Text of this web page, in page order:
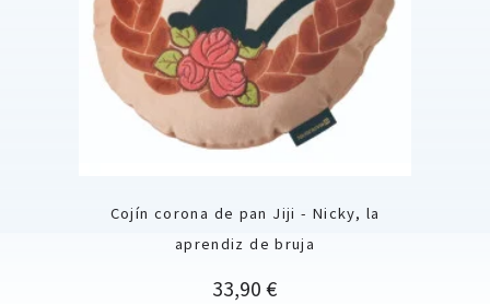
Cojín corona de pan Jiji - Nicky, la
aprendiz de bruja
Precio
33,90 €